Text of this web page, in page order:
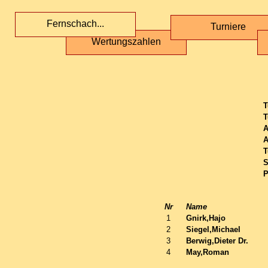
Wertungszahlen
Fernschach...
Turniere
Nr Name
1
Gnirk,Hajo
2
Siegel,Michael
3
Berwig,Dieter Dr.
4
May,Roman